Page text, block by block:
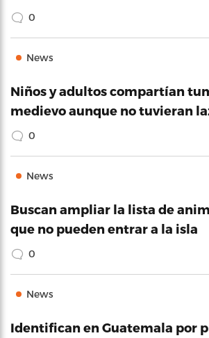
0
News
Niños y adultos compartían
medievo aunque no tuvieran
0
News
Buscan ampliar la lista de
que no pueden entrar a la isla
0
News
Identifican en Guatemala por